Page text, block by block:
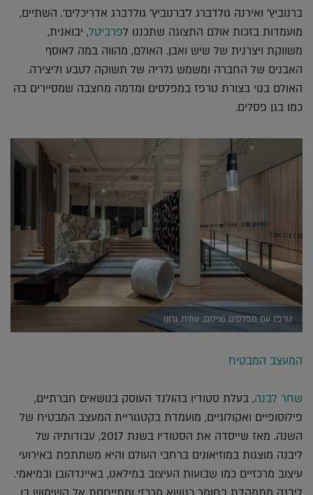
ברנוביץ' ואירנה גולדברג ל'ברנוביץ' גולדברג אדריכלים'. השתיים,
מועמדות בזכות אולם התצוגה שתכננו לפרביטל, יבואנית,
משווקת ויצרנית של שיש ואבן. האולם, מהווה במה לאוסף
האבנים של החברה ומשמש גלריה של תשוקה לטבע וליצירה.
האולם בנוי בצורת טרפז במפלסים ומדמה מחצבה שמסיירים בה
כמו בגן פסלים.
טרפז עם מפלסים (צילום: עמית גרון)
המעצב המבטיח
שחר לבנה, בעלת סטודיו בהולנד העוסק בנושאים חברתיים,
פילוסופיים ואקולוגיים, מועמדת בקטגוריית המעצב המבטיח של
השנה. מאז שייסדה את הסטודיו בשנת 2017, עבודותיה של
ליבנה מוצגות במוזיאונים ברחבי העולם והיא משתתפת באירועי
עיצוב מרכזיים כמו שבועות העיצוב במילאנו, באיינדהובן ובמיאמי.